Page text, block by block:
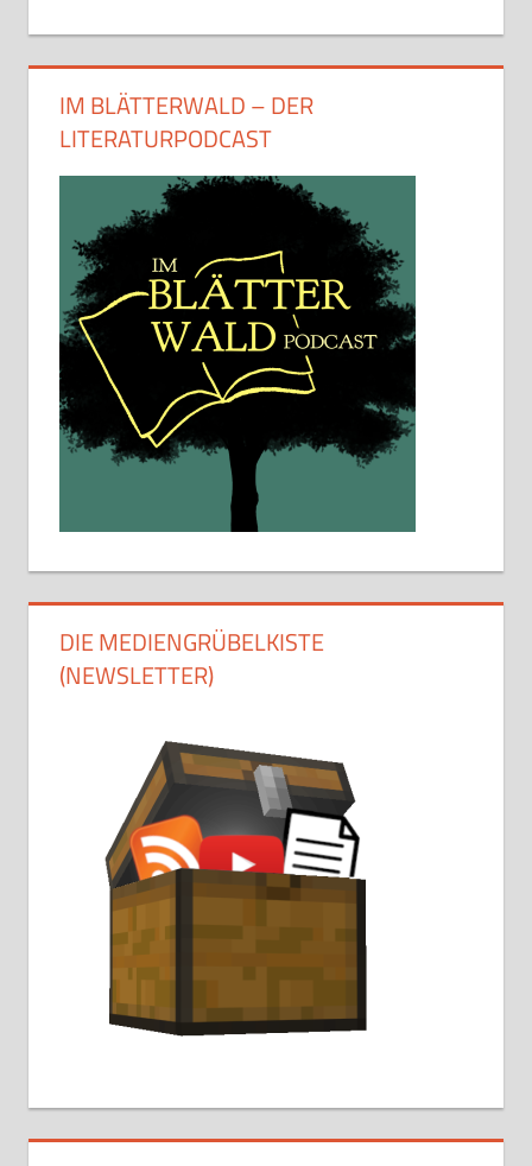
IM BLÄTTERWALD – DER
LITERATURPODCAST
DIE MEDIENGRÜBELKISTE
(NEWSLETTER)